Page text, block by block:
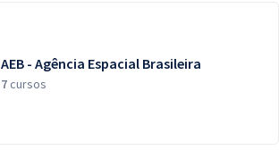
AEB - Agência Espacial Brasileira
7cursos